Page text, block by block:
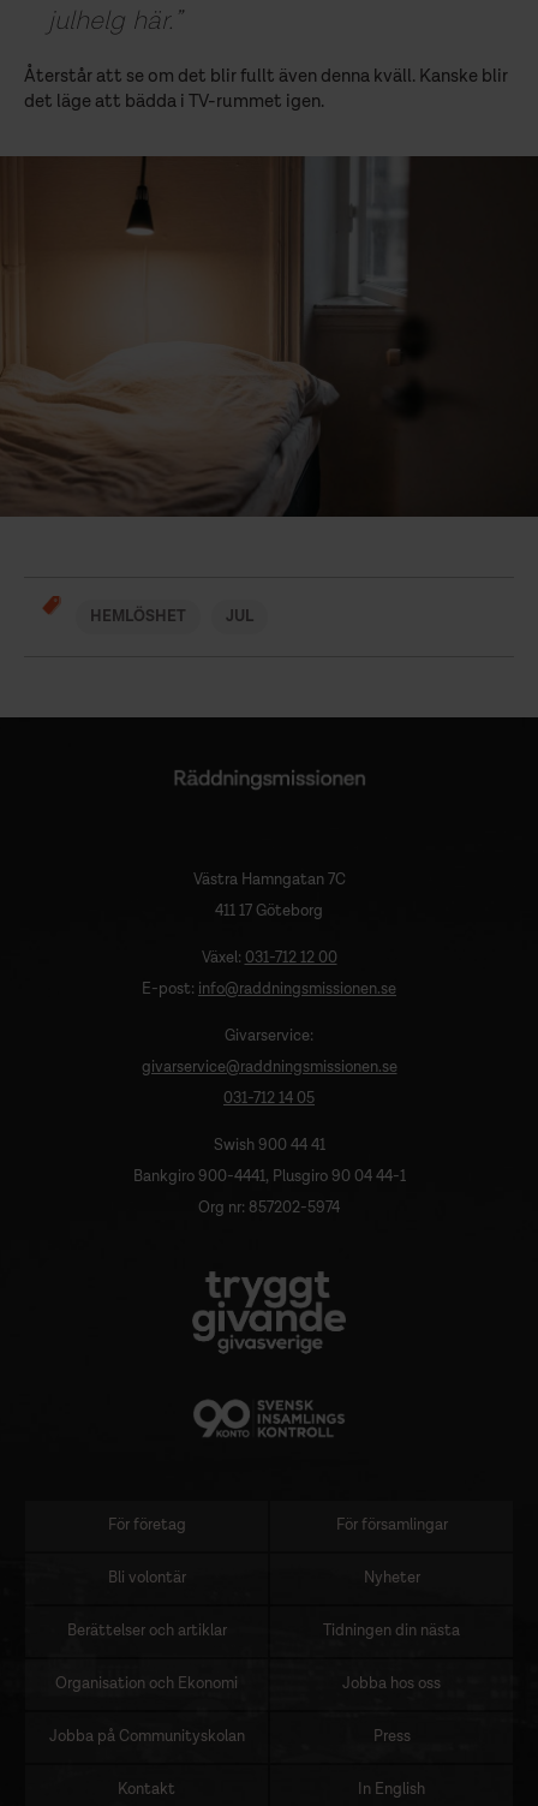
julhelg här.
Återstår att se om det blir fullt även denna kväll. Kanske blir
det läge att bädda i TV-rummet igen.
HEMLÖSHET JUL
Västra Hamngatan 7C
411 17 Göteborg
Växel: 031-712 12 00
E-post: info@raddningsmissionen.se
Givarservice:
givarservice@raddningsmissionen.se
031-712 14 05
Swish 900 44 41
Bankgiro 900-4441, Plusgiro 90 04 44-1
Org nr: 857202-5974
Sidomeny
För företag För församlingar
Bli volontär Nyheter
Berättelser och artiklar Tidningen din nästa
Organisation och Ekonomi Jobba hos oss
Jobba på Communityskolan Press
Kontakt In English